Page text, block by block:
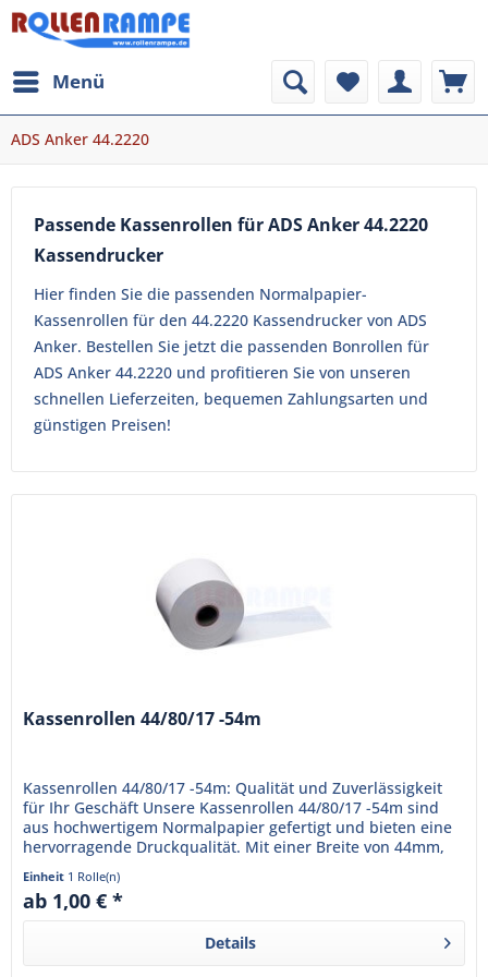
Menü
ADS Anker 44.2220
Passende Kassenrollen für ADS Anker 44.2220
Kassendrucker
Hier finden Sie die passenden Normalpapier-
Kassenrollen für den 44.2220 Kassendrucker von ADS
Anker. Bestellen Sie jetzt die passenden Bonrollen für
ADS Anker 44.2220 und profitieren Sie von unseren
schnellen Lieferzeiten, bequemen Zahlungsarten und
günstigen Preisen!
Kassenrollen 44/80/17 -54m
Kassenrollen 44/80/17 -54m: Qualität und Zuverlässigkeit
für Ihr Geschäft Unsere Kassenrollen 44/80/17 -54m sind
aus hochwertigem Normalpapier gefertigt und bieten eine
hervorragende Druckqualität. Mit einer Breite von 44mm,
einem...
Einheit 1 Rolle(n)
ab 1,00 € *
Details